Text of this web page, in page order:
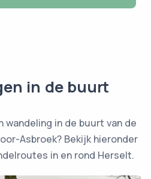
in de buurt
wandeling in de buurt van de
Asbroek? Bekijk hieronder
in en rond Herselt.